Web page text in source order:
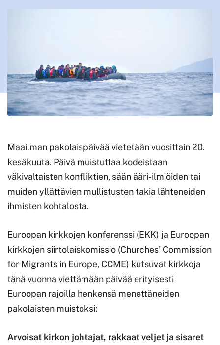
Maailman pakolaispäivää vietetään vuosittain 20.
kesäkuuta. Päivä muistuttaa kodeistaan
väkivaltaisten konfliktien, sään ääri-ilmiöiden tai
muiden yllättävien mullistusten takia lähteneiden
ihmisten kohtalosta.
Euroopan kirkkojen konferenssi (EKK) ja Euroopan
kirkkojen siirtolaiskomissio (Churches’ Commission
for Migrants in Europe, CCME) kutsuvat kirkkoja
tänä vuonna viettämään päivää erityisesti
Euroopan rajoilla henkensä menettäneiden
pakolaisten muistoksi:
Arvoisat kirkon johtajat, rakkaat veljet ja sisaret